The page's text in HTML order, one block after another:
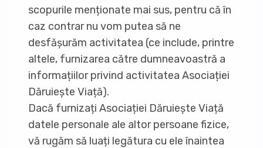
scopurile menționate mai sus, pentru că în
caz contrar nu vom putea să ne
desfășurăm activitatea (ce include, printre
altele, furnizarea către dumneavoastră a
informațiilor privind activitatea Asociației
Dăruiește Viață).
Dacă furnizați Asociației Dăruiește Viață
datele personale ale altor persoane fizice,
vă rugăm să luați legătura cu ele înaintea